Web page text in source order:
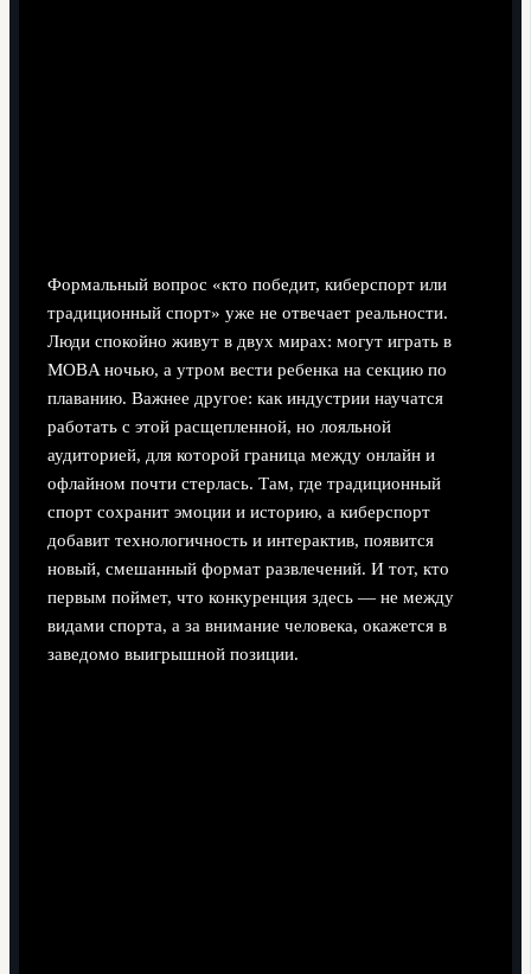
Формальный вопрос «кто победит, киберспорт или
традиционный спорт» уже не отвечает реальности.
Люди спокойно живут в двух мирах: могут играть в
MOBA ночью, а утром вести ребенка на секцию по
плаванию. Важнее другое: как индустрии научатся
работать с этой расщепленной, но лояльной
аудиторией, для которой граница между онлайн и
офлайном почти стерлась. Там, где традиционный
спорт сохранит эмоции и историю, а киберспорт
добавит технологичность и интерактив, появится
новый, смешанный формат развлечений. И тот, кто
первым поймет, что конкуренция здесь — не между
видами спорта, а за внимание человека, окажется в
заведомо выигрышной позиции.